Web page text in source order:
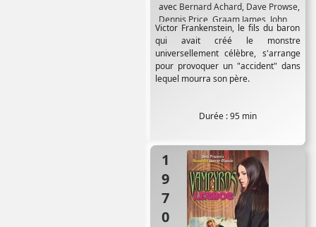
avec Bernard Achard, Dave Prowse,
Dennis Price, Graam James John
Rice, Jon Finch,Kate O'Mara,Ralph
Bates ,Terry Duggan
Veronica
Carlson
Victor Frankenstein, le fils du baron
qui avait créé le monstre
universellement célèbre, s'arrange
pour provoquer un "accident" dans
lequel mourra son père.
Durée : 95 min
1970